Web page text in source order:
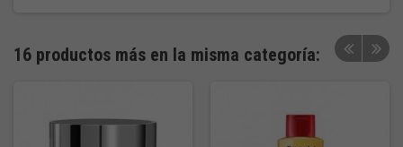
16 productos más en la misma categoría: